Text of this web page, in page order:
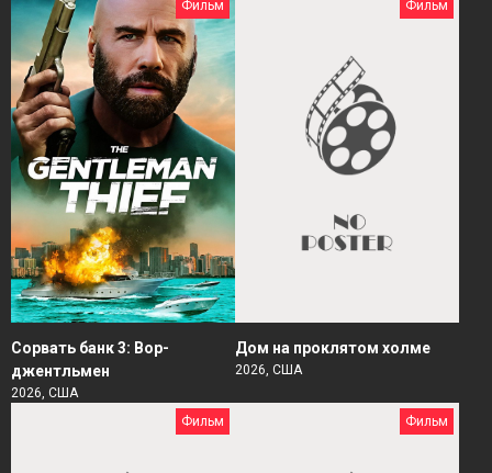
Фильм
Сорвать банк 3: Вор-
джентльмен
2026, США
Фильм
Дом на проклятом холме
2026, США
Фильм Фильм